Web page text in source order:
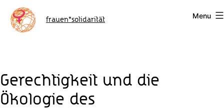
Skip
content
frauen*solidarität
Menu
Gerechtigkeit und die
Ökologie des